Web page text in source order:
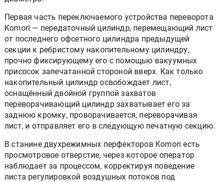
Первая часть переключаемого устройства переворота
Komori — передаточный цилиндр, перемещающий лист
от последнего офсетного цилиндра предыдущей
секции к ребристому накопительному цилиндру,
прочно фиксирующему его с помощью вакуумных
присосок запечатанной стороной вверх. Как только
накопительный цилиндр освобождает лист,
оснащённый двойной группой захватов
переворачивающий цилиндр захватывает его за
заднюю кромку, проворачивается, переворачивая
лист, и отправляет его в следующую печатную секцию.
В станине двухрежимных перфекторов Komori есть
просмотровое отверстие, через которое оператор
наблюдает за процессом, корректируя поведение
листа регулировкой воздушных потоков под